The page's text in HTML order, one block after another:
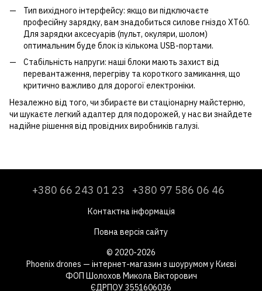
Тип вихідного інтерфейсу: якщо ви підключаєте
професійну зарядку, вам знадобиться силове гніздо XT60.
Для зарядки аксесуарів (пульт, окуляри, шолом)
оптимальним буде блок із кількома USB-портами.
Стабільність напруги: наші блоки мають захист від
перевантаження, перегріву та короткого замикання, що
критично важливо для дорогої електроніки.
Незалежно від того, чи збираєте ви стаціонарну майстерню,
чи шукаєте легкий адаптер для подорожей, у нас ви знайдете
надійне рішення від провідних виробників галузі.
+380 66 243 01 23 +380 97 586 06 46
Контактна інформація
Повна версія сайту
© 2020-2026
Phoenix drones — інтернет-магазин з шоурумом у Києві
ФОП Шолохов Микола Вікторович
ЄДРПОУ 3551606036